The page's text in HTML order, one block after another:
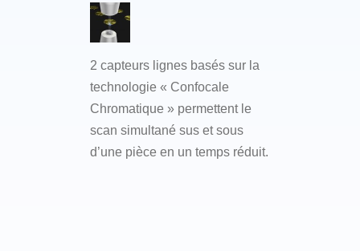
2 capteurs lignes basés sur la
technologie « Confocale
Chromatique » permettent le
scan simultané sus et sous
d’une pièce en un temps réduit.